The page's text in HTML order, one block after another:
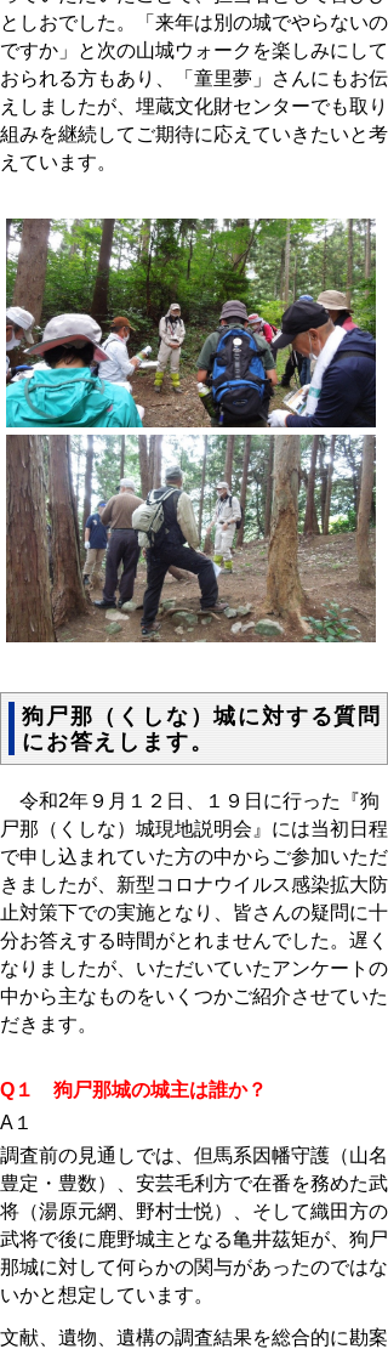
としおでした。「来年は別の城でやらないの
ですか」と次の山城ウォークを楽しみにして
おられる方もあり、「童里夢」さんにもお伝
えしましたが、埋蔵文化財センターでも取り
組みを継続してご期待に応えていきたいと考
えています。
狗尸那（くしな）城に対する質問
にお答えします。
令和2年９月１２日、１９日に行った『狗
尸那（くしな）城現地説明会』には当初日程
で申し込まれていた方の中からご参加いただ
きましたが、新型コロナウイルス感染拡大防
止対策下での実施となり、皆さんの疑問に十
分お答えする時間がとれませんでした。遅く
なりましたが、いただいていたアンケートの
中から主なものをいくつかご紹介させていた
だきます。
Q１ 狗尸那城の城主は誰か？
A１
調査前の見通しでは、但馬系因幡守護（山名
豊定・豊数）、安芸毛利方で在番を務めた武
将（湯原元網、野村士悦）、そして織田方の
武将で後に鹿野城主となる亀井茲矩が、狗尸
那城に対して何らかの関与があったのではな
いかと想定しています。
文献、遺物、遺構の調査結果を総合的に勘案